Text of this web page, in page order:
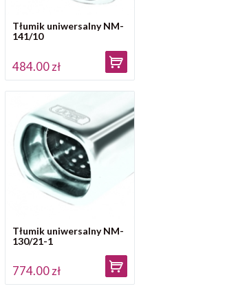
Tłumik uniwersalny NM-
141/10
484.00 zł
Tłumik uniwersalny NM-
130/21-1
774.00 zł